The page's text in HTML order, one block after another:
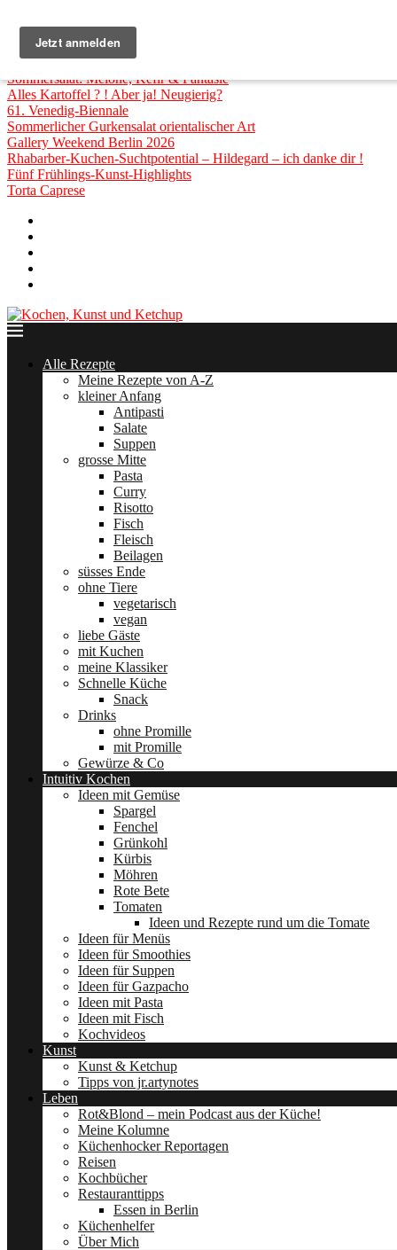
Lust auf relaxten Mallorca Beach House Urlaub?
Auf zur Manifesta im Ruhrgebiet
Collaterale der 61. Venedig Biennale
Sommersalat: Melone, Kefir & Fantasie
Alles Kartoffel ? ! Aber ja! Neugierig?
61. Venedig-Biennale
Sommerlicher Gurkensalat orientalischer Art
Gallery Weekend Berlin 2026
Rhabarber-Kuchen-Suchtpotential – Hildegard – ich danke dir !
Fünf Frühlings-Kunst-Highlights
Torta Caprese
Alle Rezepte
Meine Rezepte von A-Z
kleiner Anfang
Antipasti
Salate
Suppen
grosse Mitte
Pasta
Curry
Risotto
Fisch
Fleisch
Beilagen
süsses Ende
ohne Tiere
vegetarisch
vegan
liebe Gäste
mit Kuchen
meine Klassiker
Schnelle Küche
Snack
Drinks
ohne Promille
mit Promille
Gewürze & Co
Intuitiv Kochen
Ideen mit Gemüse
Spargel
Fenchel
Grünkohl
Kürbis
Möhren
Rote Bete
Tomaten
Ideen und Rezepte rund um die Tomate
Ideen für Menüs
Ideen für Smoothies
Ideen für Suppen
Ideen für Gazpacho
Ideen mit Pasta
Ideen mit Fisch
Kochvideos
Kunst
Kunst & Ketchup
Tipps von jr.artynotes
Leben
Rot&Blond – mein Podcast aus der Küche!
Meine Kolumne
Küchenhocker Reportagen
Reisen
Kochbücher
Restauranttipps
Essen in Berlin
Küchenhelfer
Über Mich